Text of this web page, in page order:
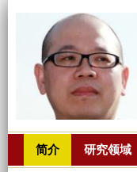
简介 研究领域